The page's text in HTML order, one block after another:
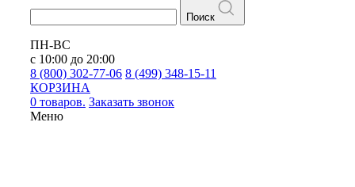
Поиск
ПН-ВС
с 10:00 до 20:00
8 (800) 302-77-06 8 (499) 348-15-11
КОРЗИНА
0 товаров. Заказать звонок
Меню